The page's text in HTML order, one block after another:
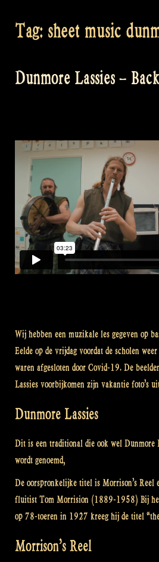
Tag: sheet music
Dunmore Lassies –
Wij hebben een muzikale les gegeven op
Eelde op de vrijdag voordat de scholen
waren afgesloten door Covid-19. De
Lassies voorbijkomen zijn vakantie foto’s
Dunmore Lassies
Dit is een traditional die ook wel Dunmore
wordt genoemd,
De oorspronkelijke titel is Morrison’s Reel
fluitist Tom Morrision (1889-1958) Bij het
op 78-toeren in 1927 kreeg hij de titel
Morrison’s Reel